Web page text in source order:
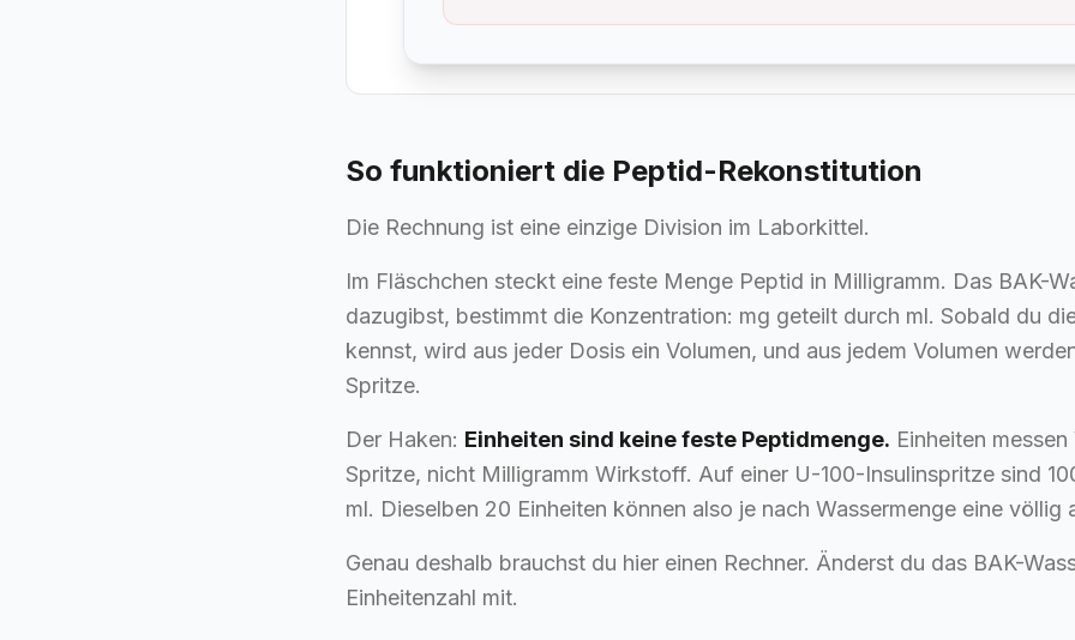
So funktioniert die Peptid-Rekonstitution
Die Rechnung ist eine einzige Division im Laborkittel.
Im Fläschchen steckt eine feste Menge Peptid in Milligramm. Das BAK-
dazugibst, bestimmt die Konzentration: mg geteilt durch ml. Sobald du
kennst, wird aus jeder Dosis ein Volumen, und aus jedem Volumen
Spritze.
Der Haken: Einheiten sind keine feste Peptidmenge. Einheiten
Spritze, nicht Milligramm Wirkstoff. Auf einer U-100-Insulinspritze sind
ml. Dieselben 20 Einheiten können also je nach Wassermenge eine völlig
Genau deshalb brauchst du hier einen Rechner. Änderst du das BAK-
Einheitenzahl mit.